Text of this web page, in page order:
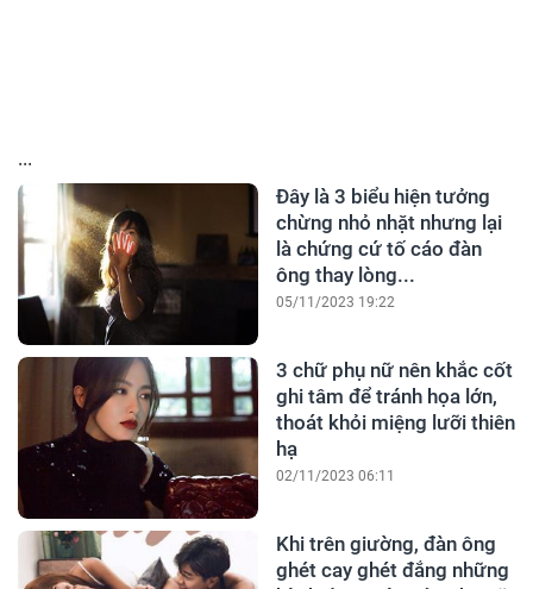
...
Đây là 3 biểu hiện tưởng
chừng nhỏ nhặt nhưng lại
là chứng cứ tố cáo đàn
ông thay lòng...
05/11/2023 19:22
3 chữ phụ nữ nên khắc cốt
ghi tâm để tránh họa lớn,
thoát khỏi miệng lưỡi thiên
hạ
02/11/2023 06:11
Khi trên giường, đàn ông
ghét cay ghét đắng những